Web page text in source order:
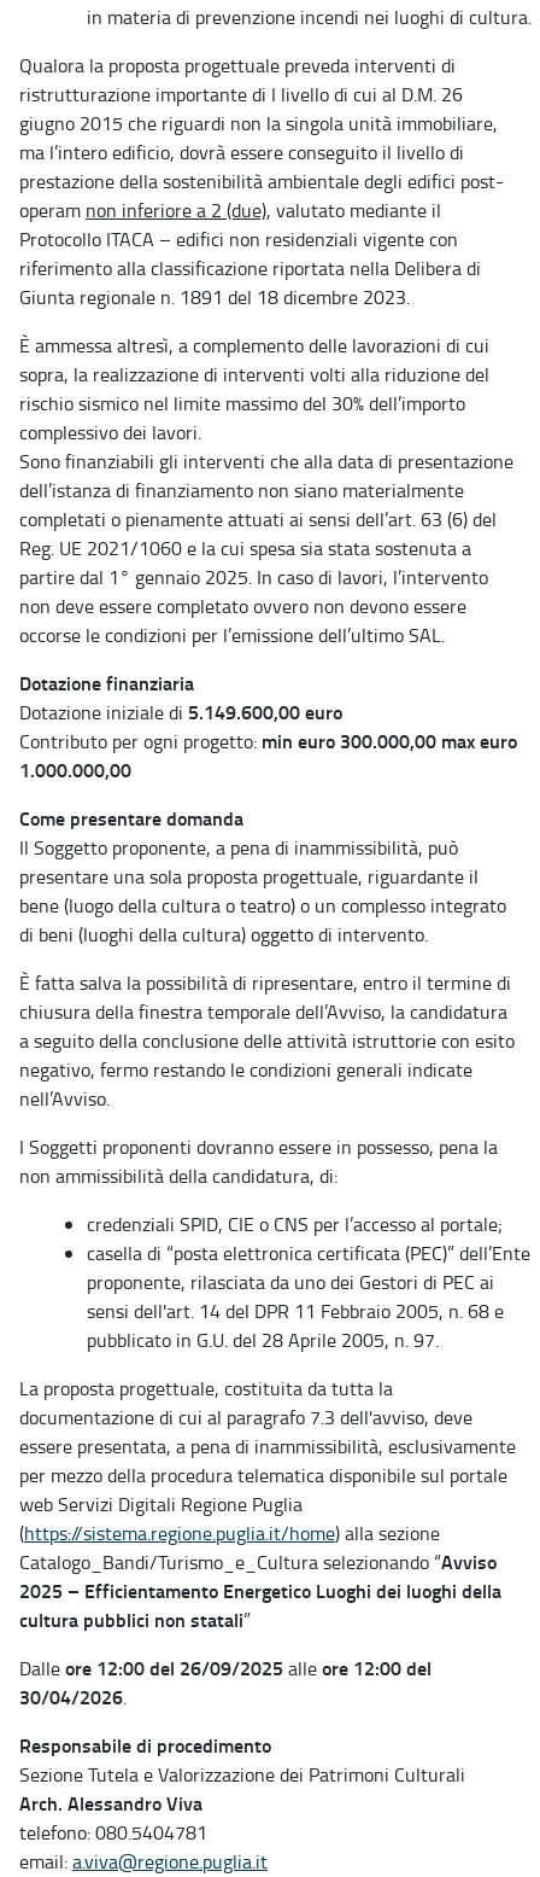
in materia di prevenzione incendi nei luoghi di cultura.
Qualora la proposta progettuale preveda interventi di
ristrutturazione importante di I livello di cui al D.M. 26
giugno 2015 che riguardi non la singola unità immobiliare,
ma l’intero edificio, dovrà essere conseguito il livello di
prestazione della sostenibilità ambientale degli edifici post-
operam non inferiore a 2 (due), valutato mediante il
Protocollo ITACA – edifici non residenziali vigente con
riferimento alla classificazione riportata nella Delibera di
Giunta regionale n. 1891 del 18 dicembre 2023.
È ammessa altresì, a complemento delle lavorazioni di cui
sopra, la realizzazione di interventi volti alla riduzione del
rischio sismico nel limite massimo del 30% dell’importo
complessivo dei lavori.
Sono finanziabili gli interventi che alla data di presentazione
dell’istanza di finanziamento non siano materialmente
completati o pienamente attuati ai sensi dell’art. 63 (6) del
Reg. UE 2021/1060 e la cui spesa sia stata sostenuta a
partire dal 1° gennaio 2025. In caso di lavori, l’intervento
non deve essere completato ovvero non devono essere
occorse le condizioni per l’emissione dell’ultimo SAL.
Dotazione finanziaria
Dotazione iniziale di 5.149.600,00 euro
Contributo per ogni progetto: min euro 300.000,00 max euro
1.000.000,00
Come presentare domanda
Il Soggetto proponente, a pena di inammissibilità, può
presentare una sola proposta progettuale, riguardante il
bene (luogo della cultura o teatro) o un complesso integrato
di beni (luoghi della cultura) oggetto di intervento.
È fatta salva la possibilità di ripresentare, entro il termine di
chiusura della finestra temporale dell’Avviso, la candidatura
a seguito della conclusione delle attività istruttorie con esito
negativo, fermo restando le condizioni generali indicate
nell’Avviso.
I Soggetti proponenti dovranno essere in possesso, pena la
non ammissibilità della candidatura, di:
credenziali SPID, CIE o CNS per l’accesso al portale;
casella di “posta elettronica certificata (PEC)” dell’Ente
proponente, rilasciata da uno dei Gestori di PEC ai
sensi dell'art. 14 del DPR 11 Febbraio 2005, n. 68 e
pubblicato in G.U. del 28 Aprile 2005, n. 97.
La proposta progettuale, costituita da tutta la
documentazione di cui al paragrafo 7.3 dell'avviso, deve
essere presentata, a pena di inammissibilità, esclusivamente
per mezzo della procedura telematica disponibile sul portale
web Servizi Digitali Regione Puglia
(https://sistema.regione.puglia.it/home) alla sezione
Catalogo_Bandi/Turismo_e_Cultura selezionando “Avviso
2025 – Efficientamento Energetico Luoghi dei luoghi della
cultura pubblici non statali”
Dalleore 12:00 del 26/09/2025 alleore 12:00 del
30/04/2026.
Responsabile di procedimento
Sezione Tutela e Valorizzazione dei Patrimoni Culturali
Arch. Alessandro Viva
telefono: 080.5404781
email:a.viva@regione.puglia.it